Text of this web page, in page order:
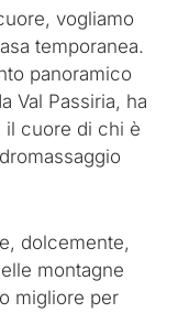
vogliamo
temporanea.
panoramico
Val Passiria, ha
il cuore di chi è
dolcemente,
montagne
migliore per